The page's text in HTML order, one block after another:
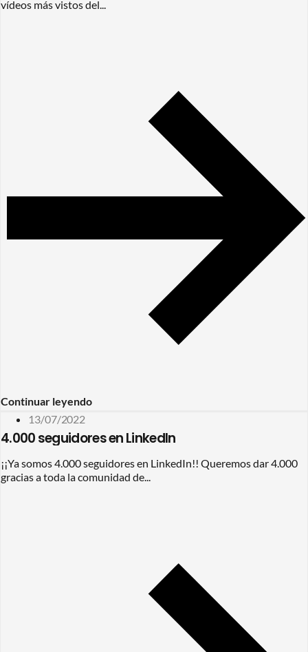
vídeos más vistos del...
Continuar leyendo
13/07/2022
4.000 seguidores en LinkedIn
¡¡Ya somos 4.000 seguidores en LinkedIn!! Queremos dar 4.000
gracias a toda la comunidad de...